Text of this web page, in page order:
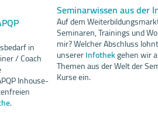
in
/ Coach
Inhouse-
.
Seminarwissen aus der
Auf dem
Seminaren, Trainings und
mir? Welcher Abschluss
unsererInfothekgehen wir
Themen aus der Welt der
Kurse ein.